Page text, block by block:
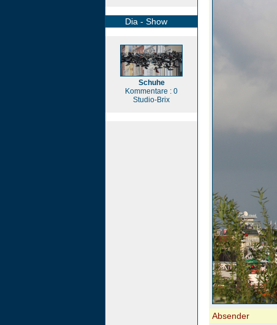
Dia - Show
Schuhe
Kommentare : 0
Studio-Brix
Absender